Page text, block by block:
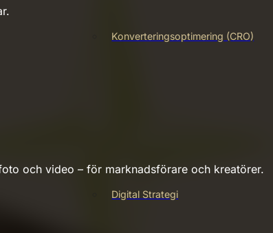
Konverteringsoptimering (CRO)
och video – för marknadsförare och kreatörer.
Digital Strategi